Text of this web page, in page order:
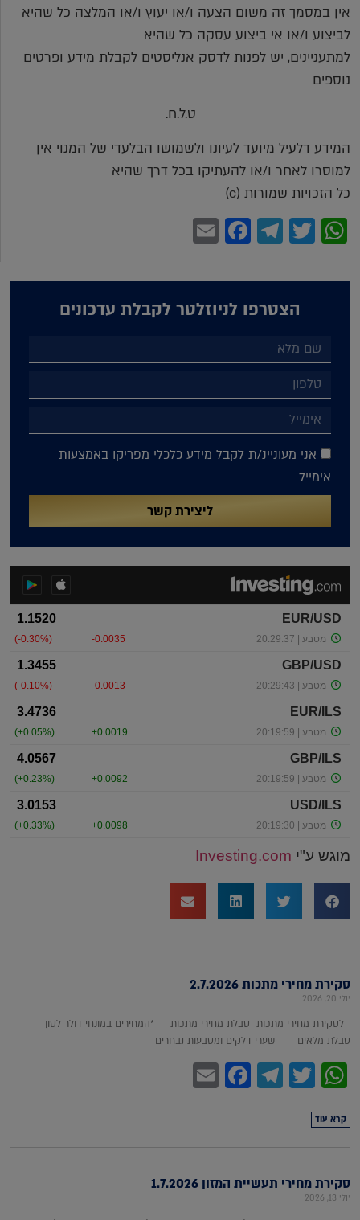
אין במסמך זה משום הצעה ו/או יעוץ ו/או המלצה כל שהיא
לביצוע ו/או אי ביצוע עסקה כל שהיא
למתעניינים, יש לפנות לדסק אנליסטים לקבלת מידע ופרטים
נוספים
ט.ל.ח.
המידע דלעיל מיועד לעיונו ולשמושו הבלעדי של המנוי אין
למוסרו לאחר ו/או להעתיקו בכל דרך שהיא
כל הזכויות שמורות (c)
WhatsApp
Twitter
Telegram
Facebook
הצטרפו לניוזלטר לקבלת עדכונים
אני מעוניינ/ת לקבל מידע כלכלי מפריקו באמצעות
אימייל
ליצירת קשר
מוגש ע"י Investing.com
סקירת מחירי מתכות 2.7.2026
יולי 20, 2026
לסקירת מחירי מתכות טבלת מחירי מתכות *המחירים במונחי דולר לטון
טבלת מלאים שערי דלקים ומטבעות נבחרים
WhatsApp
Twitter
Telegram
Facebook
קרא עוד
סקירת מחירי תעשיית המזון 1.7.2026
יולי 13, 2026